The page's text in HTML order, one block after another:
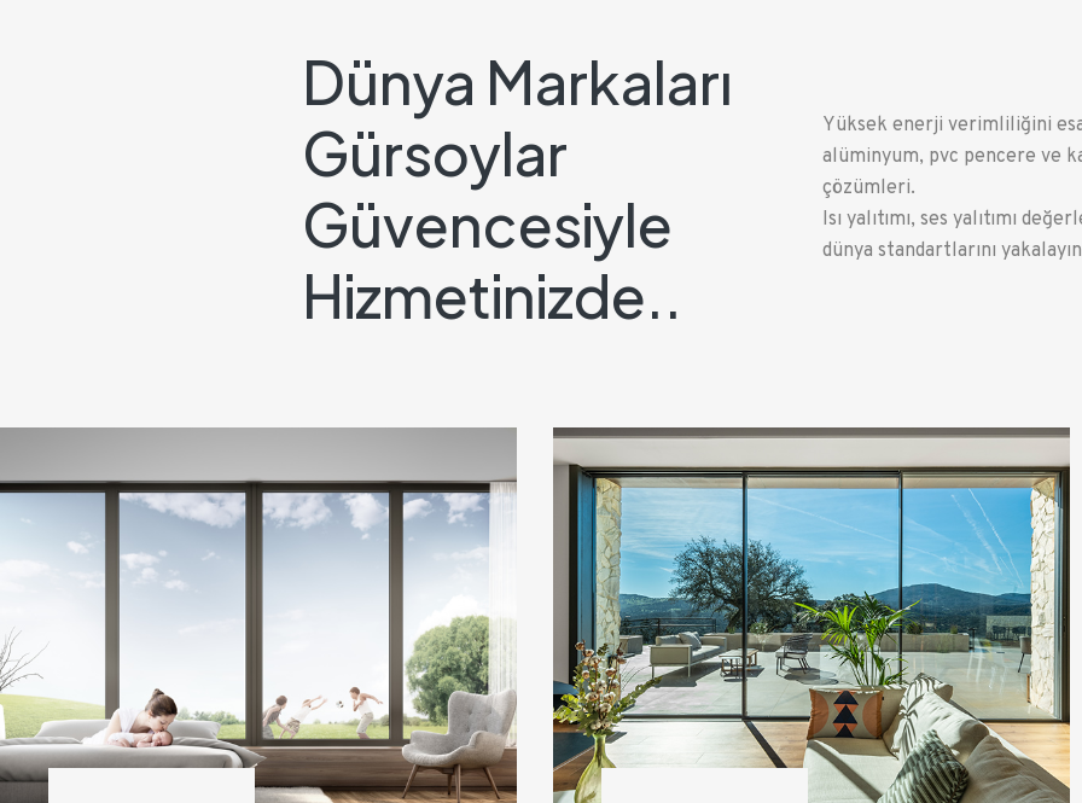
Dünya Markaları
Gürsoylar
Güvencesiyle
Hizmetinizde..
Yüksek enerji verimliliğini
alüminyum, pvc pencere ve
çözümleri.
Isı yalıtımı, ses yalıtımı
dünya standartlarını